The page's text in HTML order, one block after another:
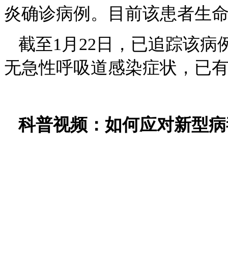
炎确诊病例。目前该患者生
截至1月22日，已追踪该病
无急性呼吸道感染症状，已
科普视频：如何应对新型